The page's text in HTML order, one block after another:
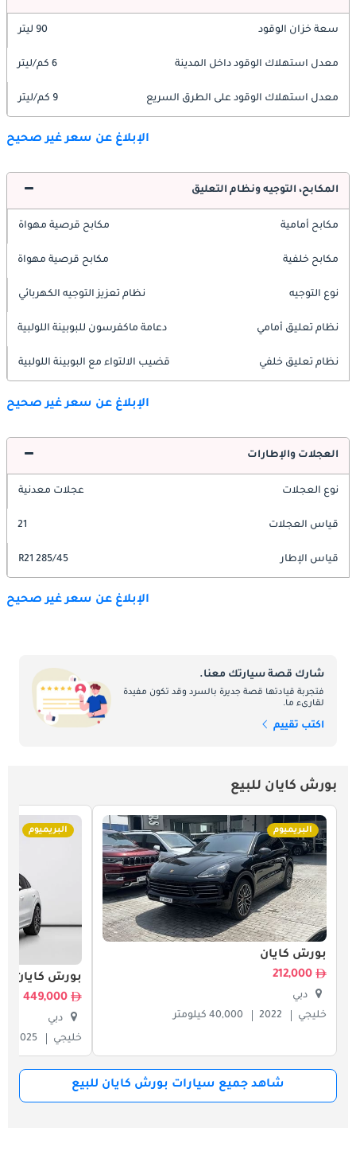
سعة خزان الوقود 90 ليتر
معدل استهلاك الوقود داخل المدينة 6 كم/ليتر
معدل استهلاك الوقود على الطرق السريع 9 كم/ليتر
الإبلاغ عن سعر غير صحيح
المكابح، التوجيه ونظام التعليق
مكابح أمامية مكابح قرصية مهواة
مكابح خلفية مكابح قرصية مهواة
نوع التوجيه نظام تعزيز التوجيه الكهربائي
نظام تعليق أمامي دعامة ماكفرسون للبوبينة اللولبية
نظام تعليق خلفي قضيب الالتواء مع البوبينة اللولبية
الإبلاغ عن سعر غير صحيح
العجلات والإطارات
نوع العجلات عجلات معدنية
قياس العجلات 21
قياس الإطار 285/45 R21
الإبلاغ عن سعر غير صحيح
شارك قصة سيارتك معنا.
فتجربة قيادتها قصة جديرة بالسرد وقد تكون مفيدة
لقارىء ما.
اكتب تقييم
بورش كايان للبيع
البريميوم
بورش كايان
212,000
دبي
خليجي
2022 40,000 كيلومتر
البريميوم
بورش كايان
449,000
دبي
خليجي
2025
شاهد جميع سيارات بورش كايان للبيع